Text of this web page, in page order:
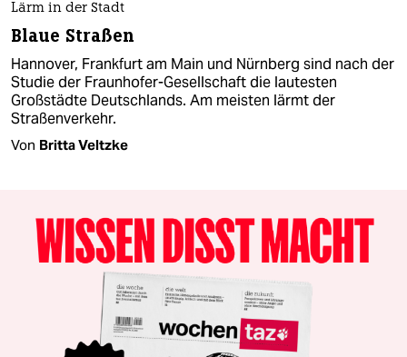
Lärm in der Stadt
Blaue Straßen
Hannover, Frankfurt am Main und Nürnberg sind nach der
Studie der Fraunhofer-Gesellschaft die lautesten
Großstädte Deutschlands. Am meisten lärmt der
Straßenverkehr.
Von Britta Veltzke